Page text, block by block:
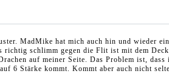
MadMike hat mich auch hin und wieder
schlimm gegen die Flit ist mit dem
auf meiner Seite. Das Problem ist,
6 Stärke kommt. Kommt aber auch nicht